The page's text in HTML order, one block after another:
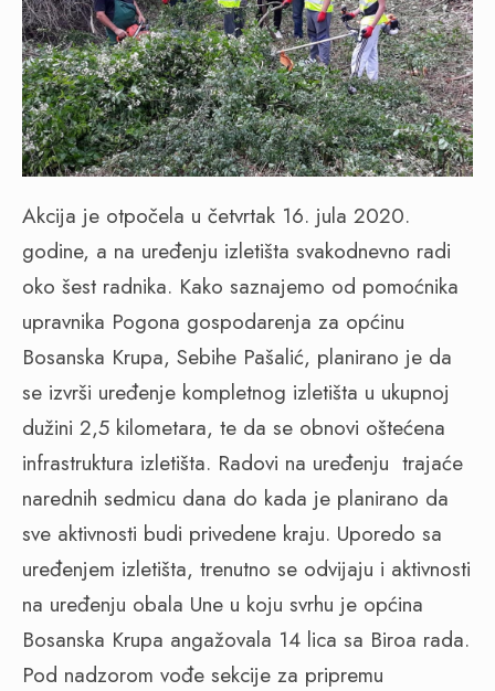
Akcija je otpočela u četvrtak 16. jula 2020.
godine, a na uređenju izletišta svakodnevno radi
oko šest radnika. Kako saznajemo od pomoćnika
upravnika Pogona gospodarenja za općinu
Bosanska Krupa, Sebihe Pašalić, planirano je da
se izvrši uređenje kompletnog izletišta u ukupnoj
dužini 2,5 kilometara, te da se obnovi oštećena
infrastruktura izletišta. Radovi na uređenju trajaće
narednih sedmicu dana do kada je planirano da
sve aktivnosti budi privedene kraju. Uporedo sa
uređenjem izletišta, trenutno se odvijaju i aktivnosti
na uređenju obala Une u koju svrhu je općina
Bosanska Krupa angažovala 14 lica sa Biroa rada.
Pod nadzorom vođe sekcije za pripremu